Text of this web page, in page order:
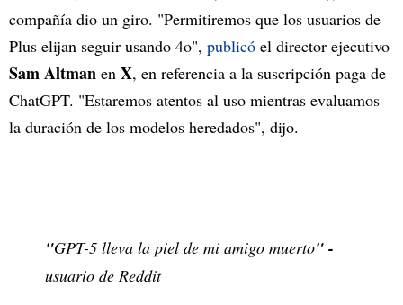
compañía dio un giro. "Permitiremos que los usuarios de
Plus elijan seguir usando 4o", publicó el director ejecutivo
Sam Altman en X, en referencia a la suscripción paga de
ChatGPT. "Estaremos atentos al uso mientras evaluamos
la duración de los modelos heredados", dijo.
"GPT-5 lleva la piel de mi amigo muerto" -
usuario de Reddit